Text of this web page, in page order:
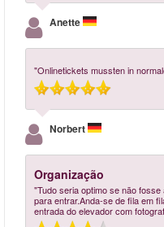
Anette
"Onlinetickets mussten in
Norbert
Organização
"Tudo seria optimo se não
para entrar.Anda-se de fila em
entrada do elevador com